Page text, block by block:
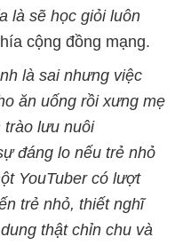
là sẽ học giỏi luôn
cộng đồng mạng.
là sai nhưng việc
ăn uống rồi xưng mẹ
trào lưu nuôi
đáng lo nếu trẻ nhỏ
YouTuber có lượt
trẻ nhỏ, thiết nghĩ
thật chỉn chu và